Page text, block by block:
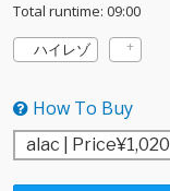
Total runtime: 09:00
ハイレゾ
How To Buy